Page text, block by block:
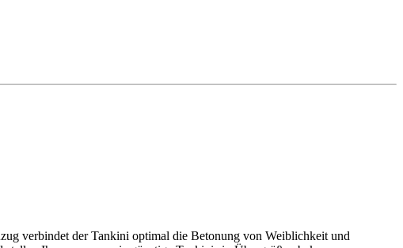
verbindet der Tankini optimal die Betonung von Weiblichkeit und